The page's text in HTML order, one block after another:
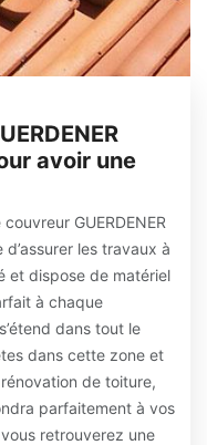
avoir une
GUERDENER
les travaux à
et dispose de matériel
à chaque
dans tout le
dans cette zone et
de toiture,
parfaitement à vos
retrouverez une